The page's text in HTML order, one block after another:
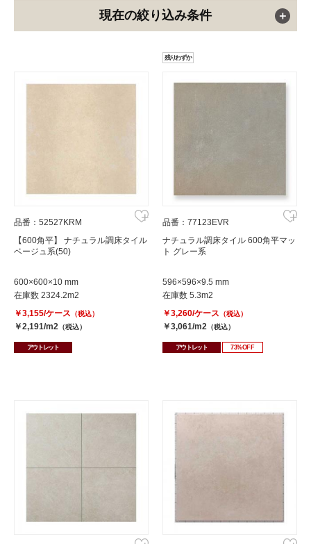
現在の絞り込み条件
品番：52527KRM
【600角平】 ナチュラル調床タイル
ベージュ系(50)
600×600×10 mm
在庫数 2324.2m2
￥3,155/ケース （税込）
￥2,191/m2 （税込）
アウトレット
残りわずか
品番：77123EVR
ナチュラル調床タイル 600角平マッ
ト グレー系
596×596×9.5 mm
在庫数 5.3m2
￥3,260/ケース （税込）
￥3,061/m2 （税込）
アウトレット 73%OFF